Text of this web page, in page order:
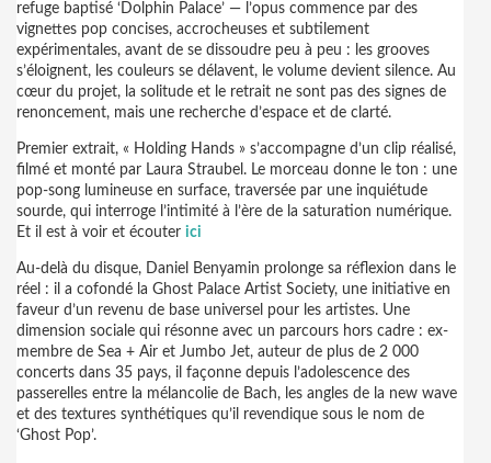
refuge baptisé ‘Dolphin Palace’ — l’opus commence par des
vignettes pop concises, accrocheuses et subtilement
expérimentales, avant de se dissoudre peu à peu : les grooves
s’éloignent, les couleurs se délavent, le volume devient silence. Au
cœur du projet, la solitude et le retrait ne sont pas des signes de
renoncement, mais une recherche d’espace et de clarté.
Premier extrait, « Holding Hands » s’accompagne d’un clip réalisé,
filmé et monté par Laura Straubel. Le morceau donne le ton : une
pop-song lumineuse en surface, traversée par une inquiétude
sourde, qui interroge l’intimité à l’ère de la saturation numérique.
Et il est à voir et écouter ici
Au-delà du disque, Daniel Benyamin prolonge sa réflexion dans le
réel : il a cofondé la Ghost Palace Artist Society, une initiative en
faveur d’un revenu de base universel pour les artistes. Une
dimension sociale qui résonne avec un parcours hors cadre : ex-
membre de Sea + Air et Jumbo Jet, auteur de plus de 2 000
concerts dans 35 pays, il façonne depuis l’adolescence des
passerelles entre la mélancolie de Bach, les angles de la new wave
et des textures synthétiques qu’il revendique sous le nom de
‘Ghost Pop’.